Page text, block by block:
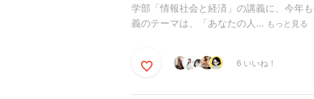
学部「情報社会と経済」の講義に、今年
義のテーマは、「あなたの人... もっと見る
6 いいね！